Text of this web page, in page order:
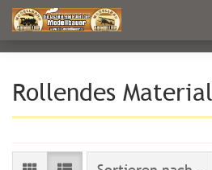
Rollendes